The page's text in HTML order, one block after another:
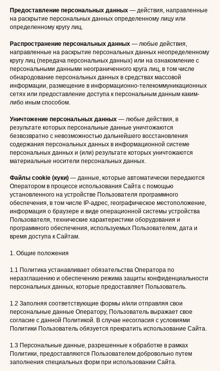
Предоставление персональных данных — действия, направленные
на раскрытие персональных данных определенному лицу или
определенному кругу лиц.
Распространение персональных данных — любые действия,
направленные на раскрытие персональных данных неопределенному
кругу лиц (передача персональных данных) или на ознакомление с
персональными данными неограниченного круга лиц, в том числе
обнародование персональных данных в средствах массовой
информации, размещение в информационно-телекоммуникационных
сетях или предоставление доступа к персональным данным каким-
либо иным способом.
Уничтожение персональных данных — любые действия, в
результате которых персональные данные уничтожаются
безвозвратно с невозможностью дальнейшего восстановления
содержания персональных данных в информационной системе
персональных данных и (или) результате которых уничтожаются
материальные носители персональных данных.
Файлы cookie (куки) — данные, которые автоматически передаются
Оператором в процессе использования Сайта с помощью
установленного на устройстве Пользователя программного
обеспечения, в том числе IP-адрес, географическое местоположение,
информация о браузере и виде операционной системы устройства
Пользователя, технические характеристики оборудования и
программного обеспечения, используемых Пользователем, дата и
время доступа к Сайтам.
1. Общие положения
1.1 Политика устанавливает обязательства Оператора по
неразглашению и обеспечению режима защиты конфиденциальности
персональных данных, которые предоставляет Пользователь.
1.2 Заполняя соответствующие формы и/или отправляя свои
персональные данные Оператору, Пользователь выражает свое
согласие с данной Политикой. В случае несогласия с условиями
Политики Пользователь обязуется прекратить использование Сайта.
1.3 Персональные данные, разрешенные к обработке в рамках
Политики, предоставляются Пользователем добровольно путем
заполнения специальных форм при использовании Сайта.